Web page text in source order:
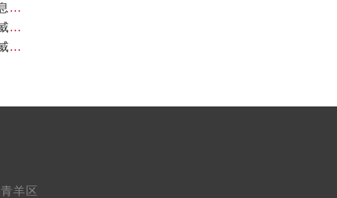
成都天梭官方售后服务中心｜最新电话和网点地址权威信息公示（2026年7月最新）
成都天梭官方售后服务中心｜官方地址及售后热线电话权威信息公示（2026年7月最新）
成都天梭官方售后服务中心｜官方电话及详细维修地址权威信息公示（2026年7月最新）
青羊区